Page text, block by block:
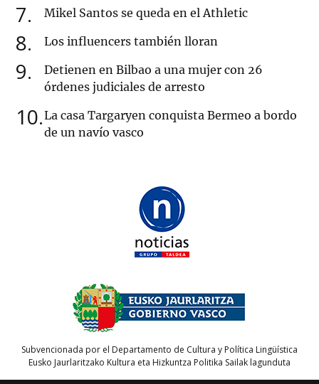
7 Mikel Santos se queda en el Athletic
8 Los influencers también lloran
9
Detienen en Bilbao a una mujer con 26
órdenes judiciales de arresto
10 La casa Targaryen conquista Bermeo a bordo
de un navío vasco
Subvencionada por el Departamento de Cultura y Política Lingüística
Eusko Jaurlaritzako Kultura eta Hizkuntza Politika Sailak lagunduta